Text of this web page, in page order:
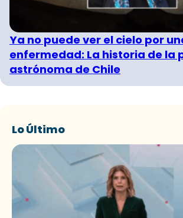
Ya no puede ver el cielo por
enfermedad: La historia de la
astrónoma de Chile
Lo Último